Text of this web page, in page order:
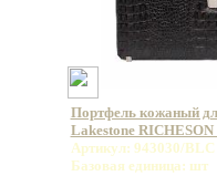
Портфель кожаный
Lakestone
Артикул: 943030/BLC
Базовая единица: шт